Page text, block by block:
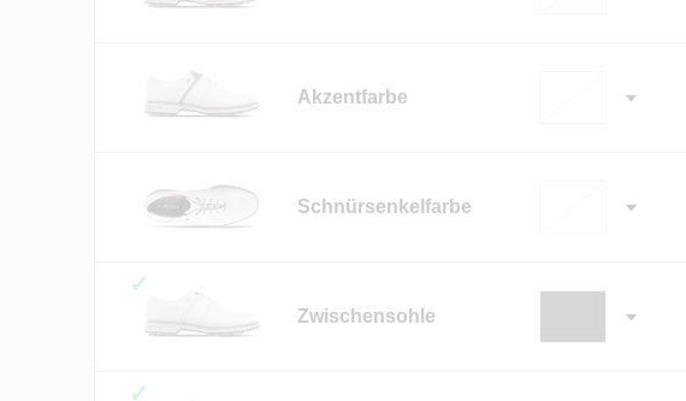
Akzentfarbe
Schnürsenkelfarbe
✓
Zwischensohle
✓